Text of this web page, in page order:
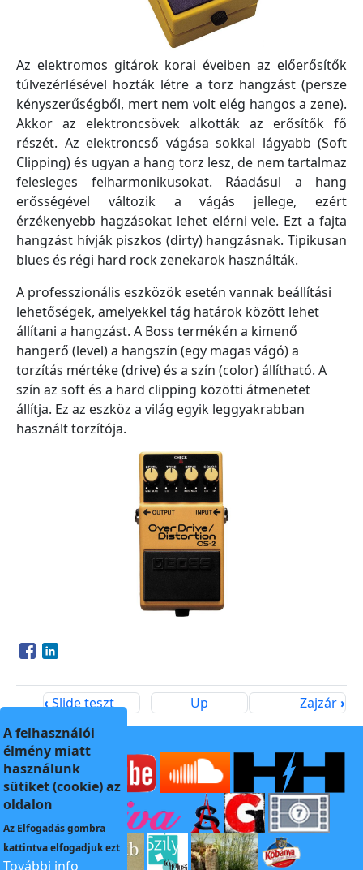
Az elektromos gitárok korai éveiben az előerősítők
túlvezérlésével hozták létre a torz hangzást (persze
kényszerűségből, mert nem volt elég hangos a zene).
Akkor az elektroncsövek alkották az erősítők fő
részét. Az elektroncső vágása sokkal lágyabb (Soft
Clipping) és ugyan a hang torz lesz, de nem tartalmaz
felesleges felharmonikusokat. Ráadásul a hang
erősségével változik a vágás jellege, ezért
érzékenyebb hagzásokat lehet elérni vele. Ezt a fajta
hangzást hívják piszkos (dirty) hangzásnak. Tipikusan
blues és régi hard rock zenekarok használták.
A professzionális eszközök esetén vannak beállítási
lehetőségek, amelyekkel tág határok között lehet
állítani a hangzást. A Boss termékén a kimenő
hangerő (level) a hangszín (egy magas vágó) a
torzítás mértéke (drive) és a szín (color) állítható. A
szín az soft és a hard clipping közötti átmenetet
állítja. Ez az eszköz a világ egyik leggyakrabban
használt torzítója.
Opens in a new window
Opens in a new window
‹Slide teszt Up Zajzár›
A felhasználói
élmény miatt
használunk
sütiket (cookie) az
oldalon
Az Elfogadásgombra
kattintva elfogadjuk ezt
További info